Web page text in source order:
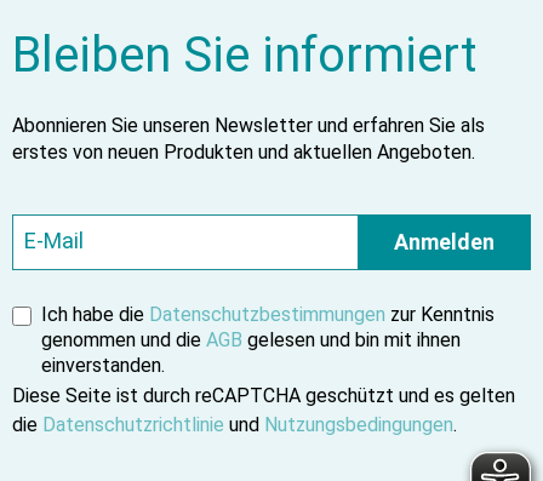
Bleiben Sie informiert
Abonnieren Sie unseren Newsletter und erfahren Sie als
erstes von neuen Produkten und aktuellen Angeboten.
Anmelden
Ich habe die Datenschutzbestimmungen zur Kenntnis
genommen und die AGB gelesen und bin mit ihnen
einverstanden.
Diese Seite ist durch reCAPTCHA geschützt und es gelten
die Datenschutzrichtlinie und Nutzungsbedingungen.